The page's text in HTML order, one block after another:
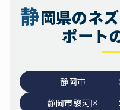
静岡県のネ
ポート
静岡市
静岡市駿河区